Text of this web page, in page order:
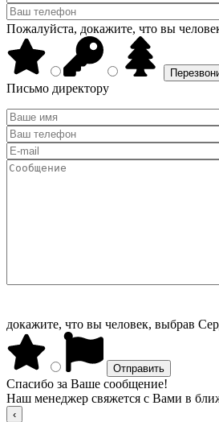
Пожалуйста, докажите, что вы
Письмо директору
докажите, что вы человек, выбрав
Спасибо за Ваше сообщение!
Наш менеджер свяжется с Вами в